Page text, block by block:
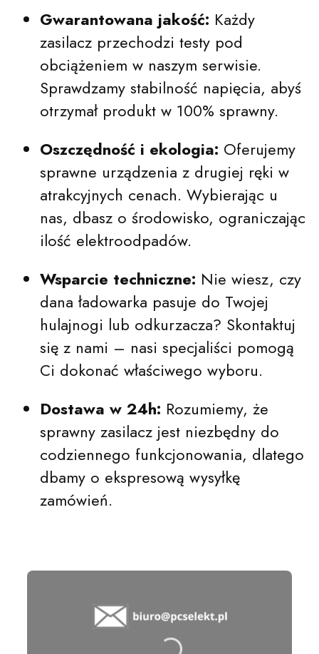
Gwarantowana jakość: Każdy
zasilacz przechodzi testy pod
obciążeniem w naszym serwisie.
Sprawdzamy stabilność napięcia, abyś
otrzymał produkt w 100% sprawny.
Oszczędność i ekologia: Oferujemy
sprawne urządzenia z drugiej ręki w
atrakcyjnych cenach. Wybierając u
nas, dbasz o środowisko, ograniczając
ilość elektroodpadów.
Wsparcie techniczne: Nie wiesz, czy
dana ładowarka pasuje do Twojej
hulajnogi lub odkurzacza? Skontaktuj
się z nami – nasi specjaliści pomogą
Ci dokonać właściwego wyboru.
Dostawa w 24h: Rozumiemy, że
sprawny zasilacz jest niezbędny do
codziennego funkcjonowania, dlatego
dbamy o ekspresową wysyłkę
zamówień.